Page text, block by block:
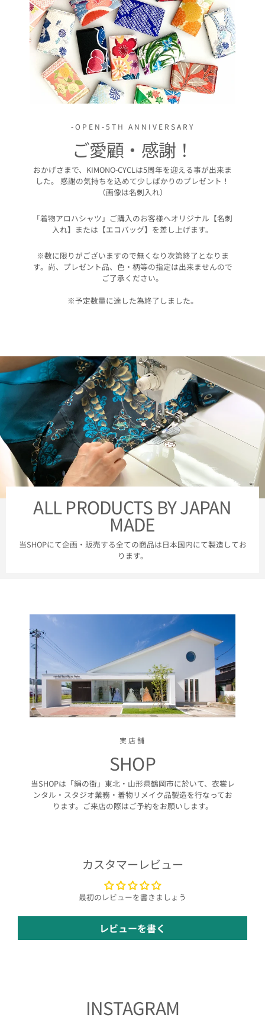
-OPEN-5TH ANNIVERSARY
ご愛顧・感謝！
おかげさまで、KIMONO-CYCLは5周年を迎える事が出来ま
した。 感謝の気持ちを込めて少しばかりのプレゼント！
（画像は名刺入れ）
「着物アロハシャツ」ご購入のお客様へオリジナル【名刺
入れ】または【エコバッグ】を差し上げます。
※数に限りがございますので無くなり次第終了となりま
す。尚、プレゼント品、色・柄等の指定は出来ませんので
ご了承ください。
※予定数量に達した為終了しました。
ALL PRODUCTS BY JAPAN
MADE
当SHOPにて企画・販売する全ての商品は日本国内にて製造してお
ります。
実店舗
SHOP
当SHOPは「絹の街」東北・山形県鶴岡市に於いて、衣裳レ
ンタル・スタジオ業務・着物リメイク品製造を行なってお
ります。ご来店の際はご予約をお願いします。
カスタマーレビュー
最初のレビューを書きましょう
レビューを書く
INSTAGRAM